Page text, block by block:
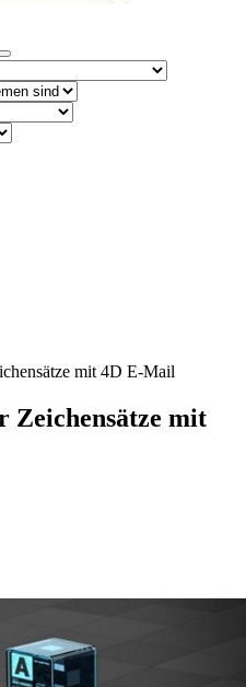
mit 4D E-Mail
Zeichensätze mit